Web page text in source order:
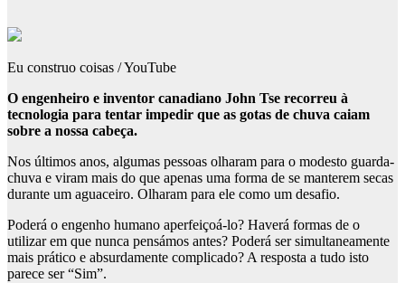
Eu construo coisas / YouTube
O engenheiro e inventor canadiano John Tse recorreu à
tecnologia para tentar impedir que as gotas de chuva caiam
sobre a nossa cabeça.
Nos últimos anos, algumas pessoas olharam para o modesto guarda-
chuva e viram mais do que apenas uma forma de se manterem secas
durante um aguaceiro. Olharam para ele como um desafio.
Poderá o engenho humano aperfeiçoá-lo? Haverá formas de o
utilizar em que nunca pensámos antes? Poderá ser simultaneamente
mais prático e absurdamente complicado? A resposta a tudo isto
parece ser “Sim”.